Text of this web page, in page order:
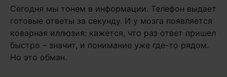
Сегодня мы тонем в информации. Телефон выдает
готовые ответы за секунду. И у мозга появляется
коварная иллюзия: кажется, что раз ответ пришел
быстро – значит, и понимание уже где-то рядом.
Но это обман.